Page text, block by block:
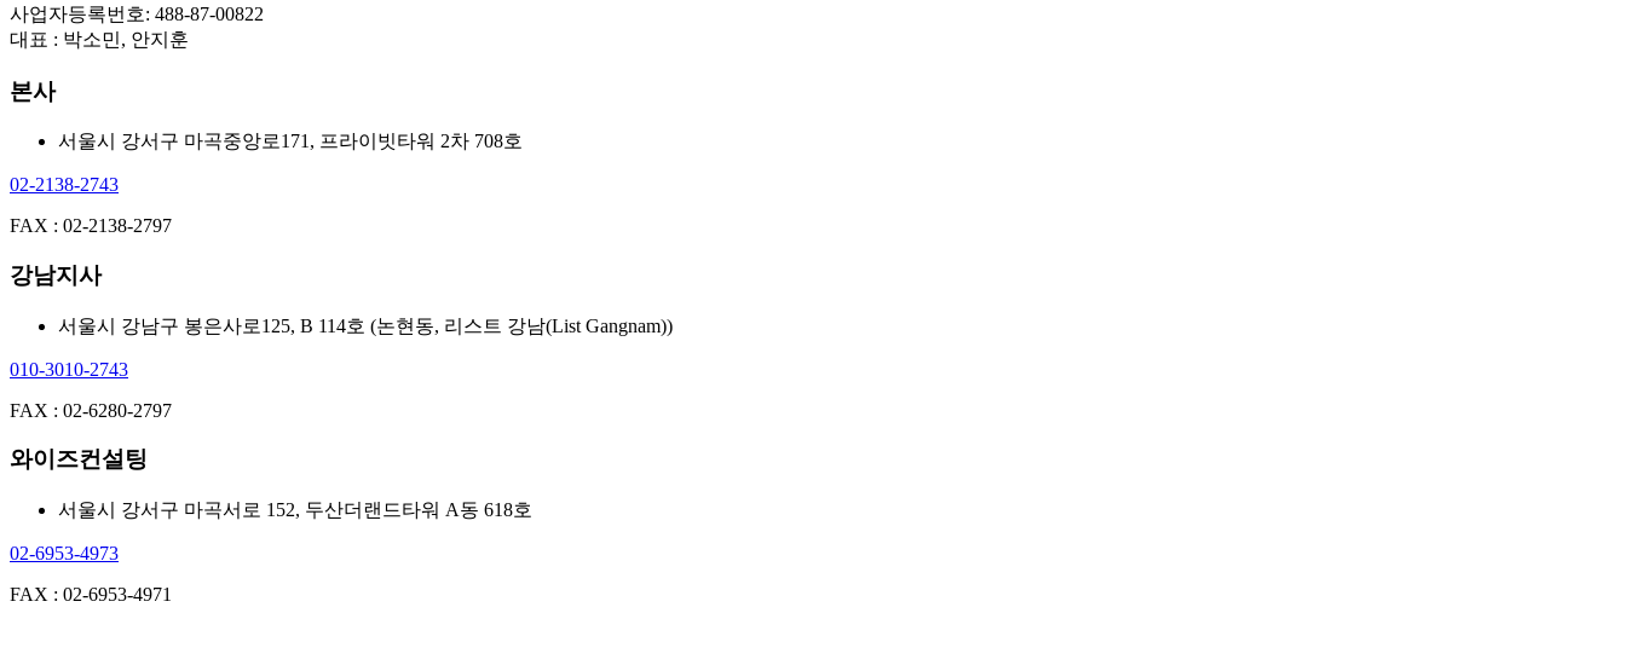
사업자등록번호: 488-87-00822
대표 : 박소민, 안지훈
본사
서울시 강서구 마곡중앙로171, 프라이빗타워 2차 708호
02-2138-2743
FAX : 02-2138-2797
강남지사
서울시 강남구 봉은사로125, B 114호 (논현동, 리스트 강남(List Gangnam))
010-3010-2743
FAX : 02-6280-2797
와이즈컨설팅
서울시 강서구 마곡서로 152, 두산더랜드타워 A동 618호
02-6953-4973
FAX : 02-6953-4971